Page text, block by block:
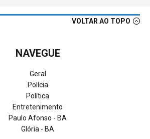
VOLTAR AO TOPO
NAVEGUE
Geral
Polícia
Política
Entretenimento
Paulo Afonso - BA
Glória - BA